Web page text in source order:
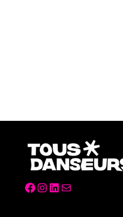
Facebook
Instagram
LinkedIn
Mail